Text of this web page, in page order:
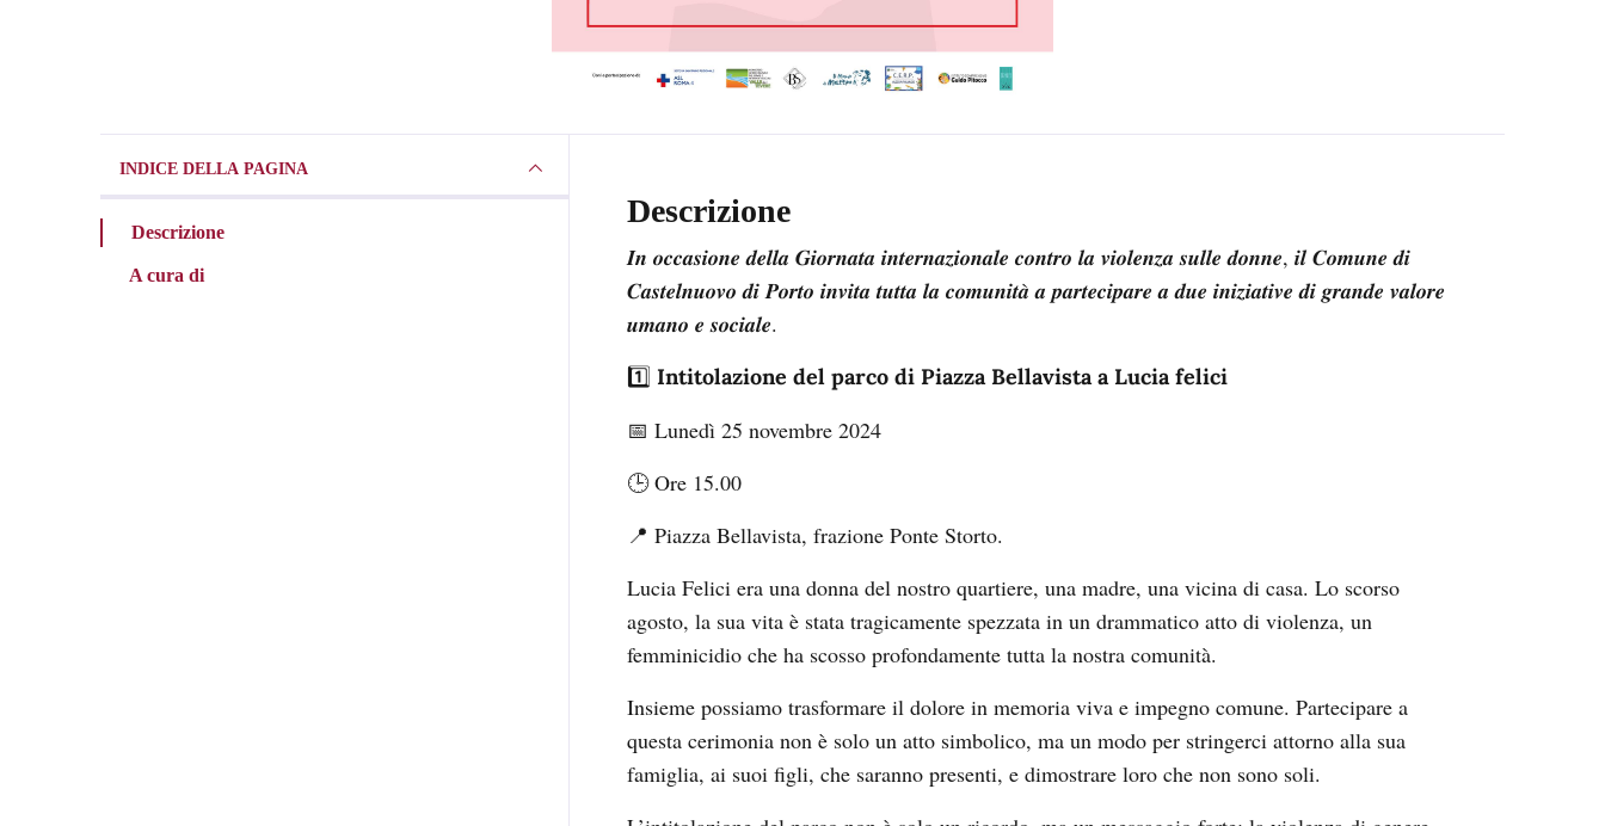
INDICE DELLA PAGINA
Descrizione
A cura di
Descrizione
𝑰𝒏 𝒐𝒄𝒄𝒂𝒔𝒊𝒐𝒏𝒆 𝒅𝒆𝒍𝒍𝒂 𝑮𝒊𝒐𝒓𝒏𝒂𝒕𝒂 𝒊𝒏𝒕𝒆𝒓𝒏𝒂𝒛𝒊𝒐𝒏𝒂𝒍𝒆 𝒄𝒐𝒏𝒕𝒓𝒐 𝒍𝒂 𝒗𝒊𝒐𝒍𝒆𝒏𝒛𝒂 𝒔𝒖𝒍𝒍𝒆 𝒅𝒐𝒏𝒏𝒆, 𝒊𝒍 𝑪𝒐𝒎𝒖𝒏𝒆 𝒅𝒊
𝑪𝒂𝒔𝒕𝒆𝒍𝒏𝒖𝒐𝒗𝒐 𝒅𝒊 𝑷𝒐𝒓𝒕𝒐 𝒊𝒏𝒗𝒊𝒕𝒂 𝒕𝒖𝒕𝒕𝒂 𝒍𝒂 𝒄𝒐𝒎𝒖𝒏𝒊𝒕𝒂̀ 𝒂 𝒑𝒂𝒓𝒕𝒆𝒄𝒊𝒑𝒂𝒓𝒆 𝒂 𝒅𝒖𝒆 𝒊𝒏𝒊𝒛𝒊𝒂𝒕𝒊𝒗𝒆 𝒅𝒊 𝒈𝒓𝒂𝒏𝒅𝒆 𝒗𝒂𝒍𝒐𝒓𝒆
𝒖𝒎𝒂𝒏𝒐 𝒆 𝒔𝒐𝒄𝒊𝒂𝒍𝒆.
1️⃣ Intitolazione del parco di Piazza Bellavista a Lucia felici
📅 Lunedì 25 novembre 2024
🕒 Ore 15.00
📍 Piazza Bellavista, frazione Ponte Storto.
Lucia Felici era una donna del nostro quartiere, una madre, una vicina di casa. Lo scorso
agosto, la sua vita è stata tragicamente spezzata in un drammatico atto di violenza, un
femminicidio che ha scosso profondamente tutta la nostra comunità.
Insieme possiamo trasformare il dolore in memoria viva e impegno comune. Partecipare a
questa cerimonia non è solo un atto simbolico, ma un modo per stringerci attorno alla sua
famiglia, ai suoi figli, che saranno presenti, e dimostrare loro che non sono soli.